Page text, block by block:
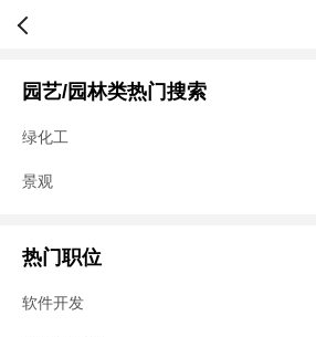
园艺/园林类热门搜索
绿化工
景观
热门职位
软件开发